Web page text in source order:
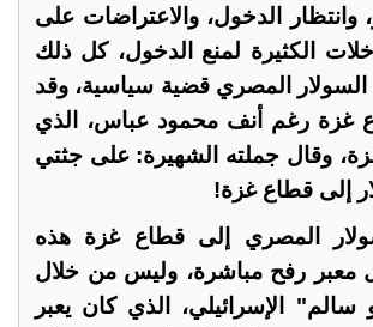
وانتظار الدخول، والاعتراضات على
الكثيرة لمنع الدخول، كل ذلك
المصري قضية سياسية، وقد
غزة رغم أنف محمود عباس، الذي
وقال جملته الشهيرة: على جثتي
إلى قطاع غزة!
المصري إلى قطاع غزة هذه
معبر رفح مباشرة، وليس من خلال
سالم" الإسرائيلي، الذي كان يعبر